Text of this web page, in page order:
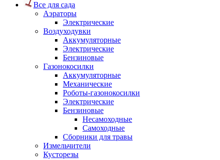
Все для сада
Аэраторы
Электрические
Воздуходувки
Аккумуляторные
Электрические
Бензиновые
Газонокосилки
Аккумуляторные
Механические
Роботы-газонокосилки
Электрические
Бензиновые
Несамоходные
Самоходные
Сборники для травы
Измельчители
Кусторезы